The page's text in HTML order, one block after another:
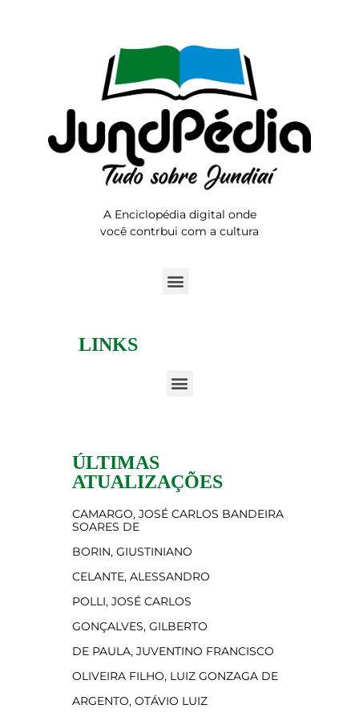
A Enciclopédia digital onde
você contrbui com a cultura
LINKS
ÚLTIMAS
ATUALIZAÇÕES
CAMARGO, JOSÉ CARLOS BANDEIRA
SOARES DE
BORIN, GIUSTINIANO
CELANTE, ALESSANDRO
POLLI, JOSÉ CARLOS
GONÇALVES, GILBERTO
DE PAULA, JUVENTINO FRANCISCO
OLIVEIRA FILHO, LUIZ GONZAGA DE
ARGENTO, OTÁVIO LUIZ